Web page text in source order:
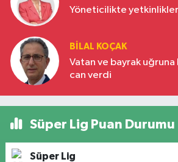
Yöneticilikte
BILAL KOÇAK
Vatan ve bayrak
can verdi
Süper Lig Puan Durumu
Süper Lig